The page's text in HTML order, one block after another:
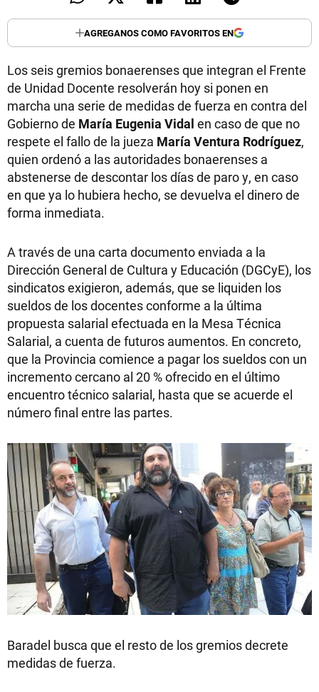
AGREGANOS COMO FAVORITOS EN
Los seis gremios bonaerenses que integran el Frente
de Unidad Docente resolverán hoy si ponen en
marcha una serie de medidas de fuerza en contra del
Gobierno de María Eugenia Vidal en caso de que no
respete el fallo de la jueza María Ventura Rodríguez,
quien ordenó a las autoridades bonaerenses a
abstenerse de descontar los días de paro y, en caso
en que ya lo hubiera hecho, se devuelva el dinero de
forma inmediata.
A través de una carta documento enviada a la
Dirección General de Cultura y Educación (DGCyE), los
sindicatos exigieron, además, que se liquiden los
sueldos de los docentes conforme a la última
propuesta salarial efectuada en la Mesa Técnica
Salarial, a cuenta de futuros aumentos. En concreto,
que la Provincia comience a pagar los sueldos con un
incremento cercano al 20 % ofrecido en el último
encuentro técnico salarial, hasta que se acuerde el
número final entre las partes.
Baradel busca que el resto de los gremios decrete
medidas de fuerza.